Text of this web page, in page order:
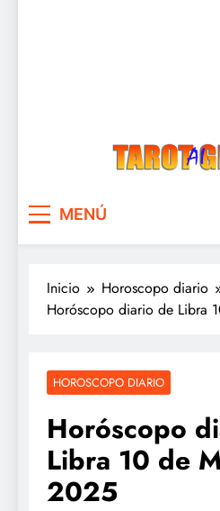
MENÚ
Inicio
Horoscopo diario
Horóscopo diario de Libra
HOROSCOPO DIARIO
Horóscopo
Libra 10 de
2025